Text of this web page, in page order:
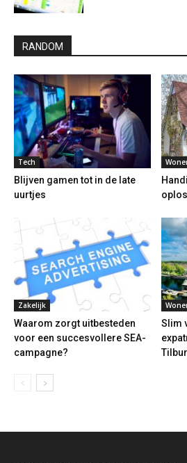
RANDOM
Tech
Blijven gamen tot in de late
uurtjes
Zakelijk
Waarom zorgt uitbesteden
voor een succesvollere SEA-
campagne?
Slim